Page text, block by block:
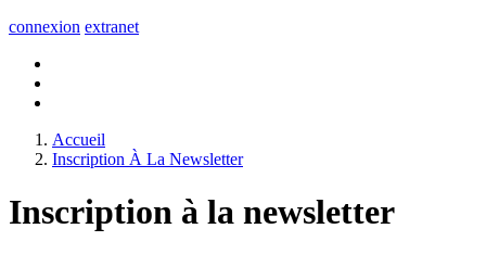
connexion extranet
Accueil
Inscription À La Newsletter
Inscription à la newsletter